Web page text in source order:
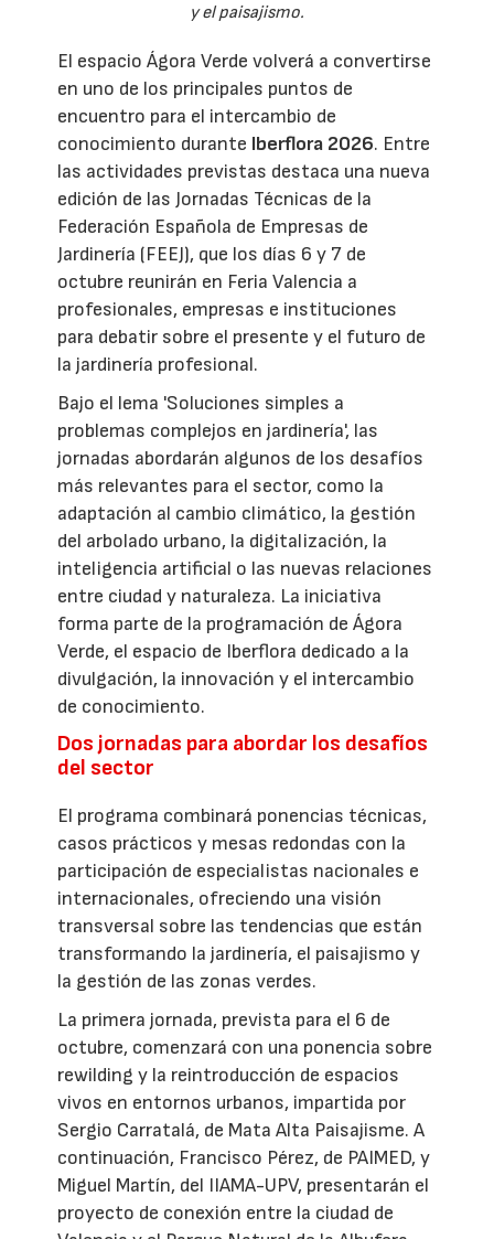
y el paisajismo.
El espacio Ágora Verde volverá a convertirse
en uno de los principales puntos de
encuentro para el intercambio de
conocimiento durante Iberflora 2026. Entre
las actividades previstas destaca una nueva
edición de las Jornadas Técnicas de la
Federación Española de Empresas de
Jardinería (FEEJ), que los días 6 y 7 de
octubre reunirán en Feria Valencia a
profesionales, empresas e instituciones
para debatir sobre el presente y el futuro de
la jardinería profesional.
Bajo el lema 'Soluciones simples a
problemas complejos en jardinería', las
jornadas abordarán algunos de los desafíos
más relevantes para el sector, como la
adaptación al cambio climático, la gestión
del arbolado urbano, la digitalización, la
inteligencia artificial o las nuevas relaciones
entre ciudad y naturaleza. La iniciativa
forma parte de la programación de Ágora
Verde, el espacio de Iberflora dedicado a la
divulgación, la innovación y el intercambio
de conocimiento.
Dos jornadas para abordar los desafíos
del sector
El programa combinará ponencias técnicas,
casos prácticos y mesas redondas con la
participación de especialistas nacionales e
internacionales, ofreciendo una visión
transversal sobre las tendencias que están
transformando la jardinería, el paisajismo y
la gestión de las zonas verdes.
La primera jornada, prevista para el 6 de
octubre, comenzará con una ponencia sobre
rewilding y la reintroducción de espacios
vivos en entornos urbanos, impartida por
Sergio Carratalá, de Mata Alta Paisajisme. A
continuación, Francisco Pérez, de PAIMED, y
Miguel Martín, del IIAMA-UPV, presentarán el
proyecto de conexión entre la ciudad de